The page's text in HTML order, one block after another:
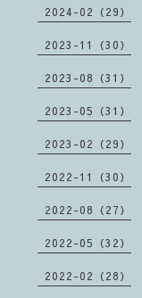
2024-02（29）
2023-11（30）
2023-08（31）
2023-05（31）
2023-02（29）
2022-11（30）
2022-08（27）
2022-05（32）
2022-02（28）